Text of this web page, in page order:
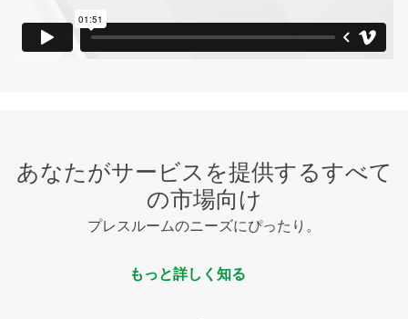
あなたがサービスを提供するすべて
の市場向け
プレスルームのニーズにぴったり。
もっと詳しく知る